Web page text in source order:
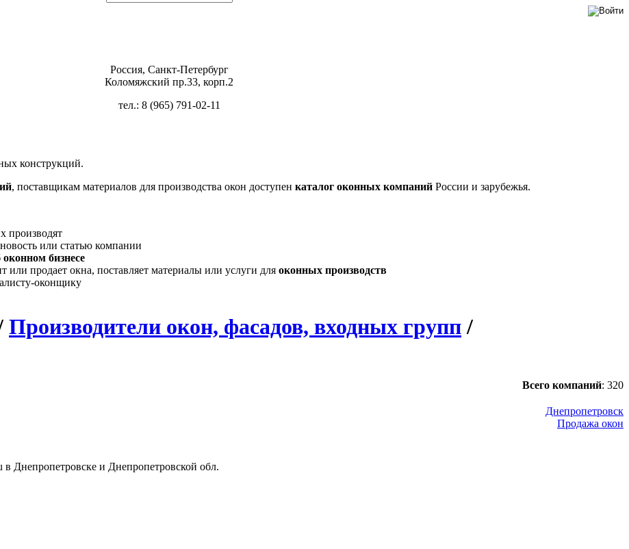
Россия, Санкт-Петербург
Коломяжский пр.33, корп.2
тел.: 8 (965) 791-02-11
конструкций.
, поставщикам материалов для производства окон доступен каталог оконных компаний России и зарубежья.
производят
или статью компании
оконном бизнесе
продает окна, поставляет материалы или услуги для оконных производств
оконщику
Производители окон, фасадов, входных групп /
Всего компаний: 320
Днепропетровск
Продажа окон
Днепропетровске и Днепропетровской обл.